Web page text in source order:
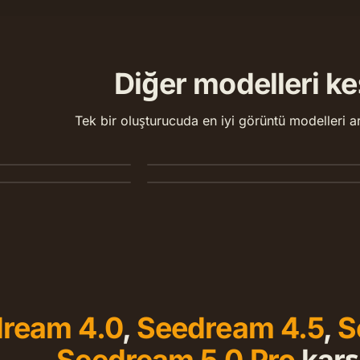
Diğer modelleri
Tek bir oluşturucuda en iyi görüntü modelleri
Nano Banana 2 Lite
4.0, Seedream 4.5,